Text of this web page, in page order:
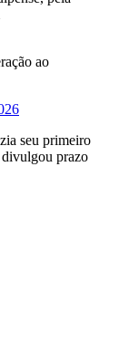
ao
seu primeiro
prazo